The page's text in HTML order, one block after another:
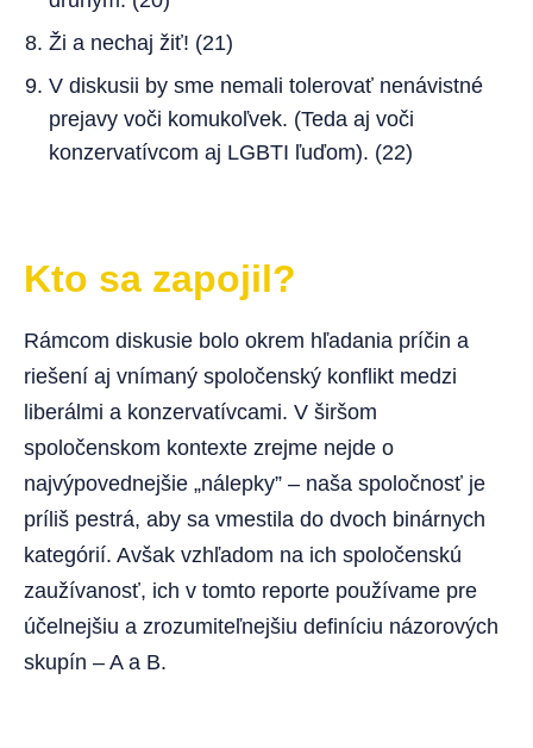
Ži a nechaj žiť! (21)
V diskusii by sme nemali tolerovať nenávistné
prejavy voči komukoľvek. (Teda aj voči
konzervatívcom aj LGBTI ľuďom). (22)
Kto sa zapojil?
Rámcom diskusie bolo okrem hľadania príčin a
riešení aj vnímaný spoločenský konflikt medzi
liberálmi a konzervatívcami. V širšom
spoločenskom kontexte zrejme nejde o
najvýpovednejšie „nálepky” – naša spoločnosť je
príliš pestrá, aby sa vmestila do dvoch binárnych
kategórií. Avšak vzhľadom na ich spoločenskú
zaužívanosť, ich v tomto reporte používame pre
účelnejšiu a zrozumiteľnejšiu definíciu názorových
skupín – A a B.